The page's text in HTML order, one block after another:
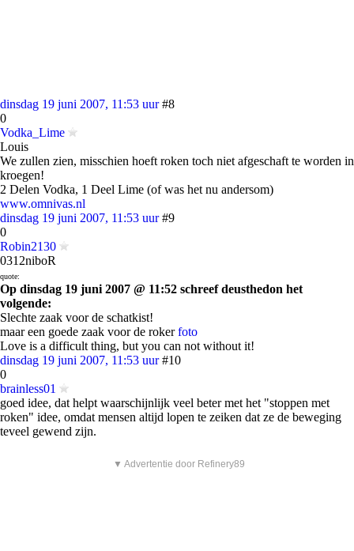
dinsdag 19 juni 2007, 11:53 uur #8
0
Vodka_Lime
Louis
We zullen zien, misschien hoeft roken toch niet afgeschaft te worden in
kroegen!
2 Delen Vodka, 1 Deel Lime (of was het nu andersom)
www.omnivas.nl
dinsdag 19 juni 2007, 11:53 uur #9
0
Robin2130
0312niboR
quote:
Op dinsdag 19 juni 2007 @ 11:52 schreef deusthedon het
volgende:
Slechte zaak voor de schatkist!
maar een goede zaak voor de rokerfoto
Love is a difficult thing, but you can not without it!
dinsdag 19 juni 2007, 11:53 uur #10
0
brainless01
goed idee, dat helpt waarschijnlijk veel beter met het "stoppen met
roken" idee, omdat mensen altijd lopen te zeiken dat ze de beweging
teveel gewend zijn.
▼ Advertentie door Refinery89